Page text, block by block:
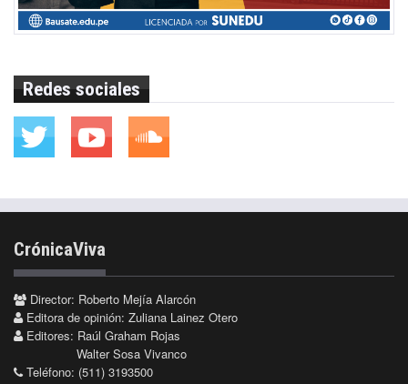
Redes sociales
CrónicaViva
Director: Roberto Mejía Alarcón
Editora de opinión: Zuliana Lainez Otero
Editores: Raúl Graham Rojas
Walter Sosa Vivanco
Teléfono: (511) 3193500